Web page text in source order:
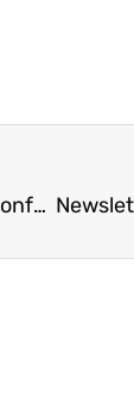
Mediencommuniqué und LVB-Newsletter vom 23.06.2014 zur Medienkonferenz der BKSD zum Stand der Umsetzung der Bildungsharmonisierung